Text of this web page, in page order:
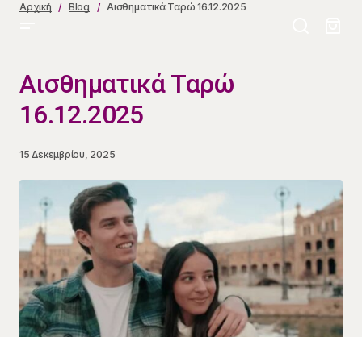
Αρχική Blog Αισθηματικά Ταρώ 16.12.2025
Αισθηματικά Ταρώ
16.12.2025
15 Δεκεμβρίου, 2025